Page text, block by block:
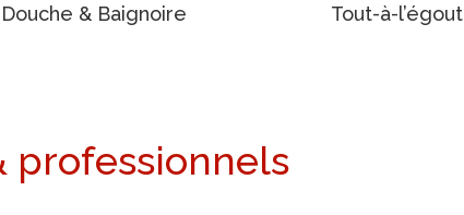
Douche & Baignoire Tout-à-l’égout
professionnels